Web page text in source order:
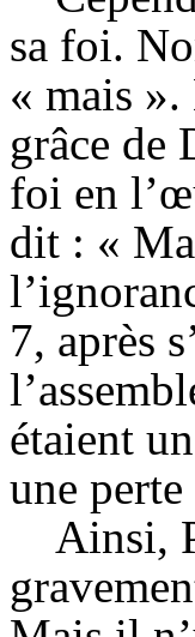
sa foi.
« mais
grâce de
foi en
dit : «
7, après
étaient
une perte
Ainsi,